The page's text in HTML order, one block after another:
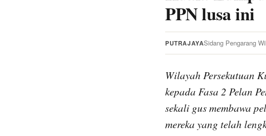
PPN lusa ini
PUTRAJAYASidang Pengarang
Wilayah Persekutuan
kepada Fasa 2 Pelan
sekali gus membawa
mereka yang telah